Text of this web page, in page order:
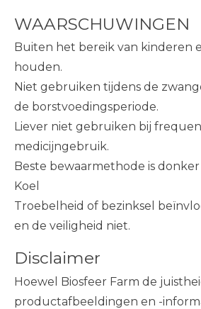
WAARSCHUWINGEN
Buiten het bereik van kinderen
houden.
Niet gebruiken tijdens de
de borstvoedingsperiode.
Liever niet gebruiken bij
medicijngebruik.
Beste bewaarmethode is
Koel
Troebelheid of bezinksel
en de veiligheid niet.
Disclaimer
Hoewel Biosfeer Farm de
productafbeeldingen en -